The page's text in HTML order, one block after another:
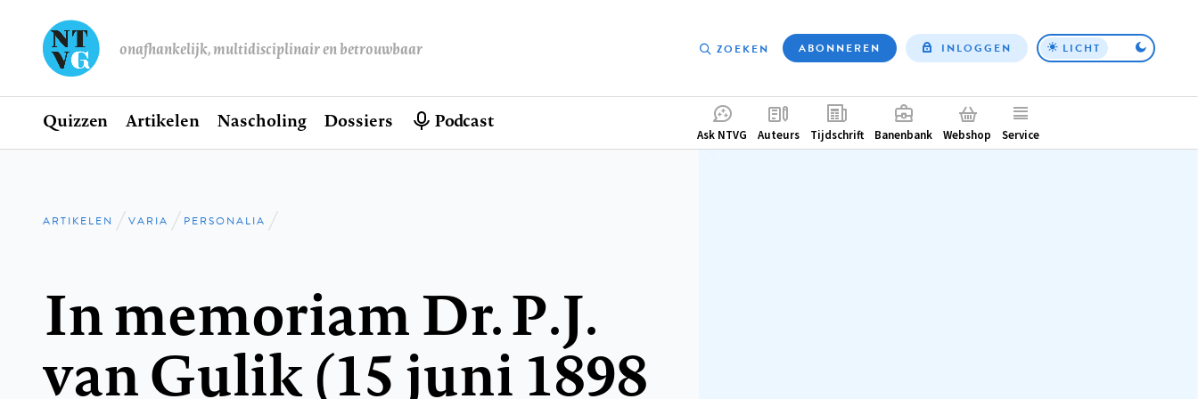
onafhankelijk, multidisciplinair en betrouwbaar
Top
ZOEKEN ABONNEREN INLOGGEN LICHT
Hoofdnavigatie
Home
Quizzen Artikelen Nascholing Dossiers Podcast
Complementair
Ask NTVG Auteurs Tijdschrift Banenbank Webshop Service
Kruimelpad
ARTIKELEN VARIA PERSONALIA
In memoriam Dr. P.J.
van Gulik (15 juni 1898